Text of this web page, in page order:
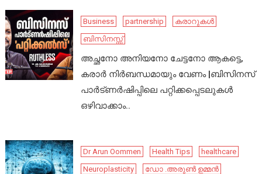
Business partnership
കരാറുകൾ
ബിസിനസ്സ്
അച്ഛനോ അനിയനോ ചേട്ടനോ ആകട്ടെ,
കരാർ നിർബന്ധമായും വേണം |ബിസിനസ്
പാർട്ണർഷിപ്പിലെ പറ്റിക്കപ്പെടലുകൾ
ഒഴിവാക്കാം..
Dr Arun Oommen Health Tips
healthcare
Neuroplasticity
ഡോ .അരുൺ ഉമ്മൻ